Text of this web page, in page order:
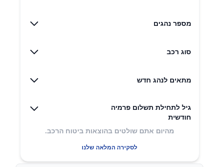
מספר נהגים
סוג רכב
מתאים לנהג חדש
גיל לתחילת תשלום פרמיה
חודשית
מהיום אתם שולטים בהוצאות ביטוח הרכב.
לסקירה המלאה שלנו